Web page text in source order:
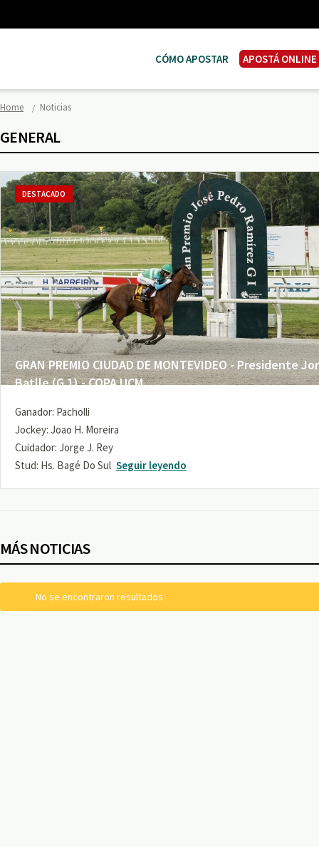
CÓMO APOSTAR APOSTÁ ONLINE
Home Noticias
GENERAL
GRAN PREMIO CIUDAD DE MONTEVIDEO - Presidente
Batlle (G 1) - COPA UCM
DESTACADO
Ganador: Pacholli
Jockey: Joao H. Moreira
Cuidador: Jorge J. Rey
Stud: Hs. Bagé Do Sul Seguir leyendo
MÁS NOTICIAS
No se encontraron resultados